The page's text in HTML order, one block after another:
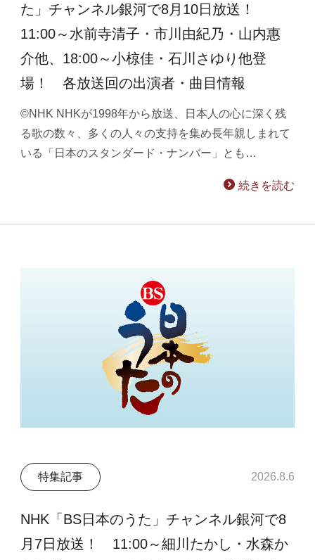
た」チャンネル銀河で8月10日放送！
11:00～水前寺清子・市川由紀乃・山内惠
介他、18:00～小椋佳・石川さゆり他登
場！ 各放送回の出演者・曲目情報
©NHK NHKが1998年から放送、日本人の心に深く残
る歌の数々、多くの人々の支持を集め長年親しまれて
いる「日本のスタンダード・ナンバー」とも…
続きを読む
特集記事 2026.8.6
NHK「BS日本のうた」チャンネル銀河で8
月7日放送！ 11:00～細川たかし・水森か